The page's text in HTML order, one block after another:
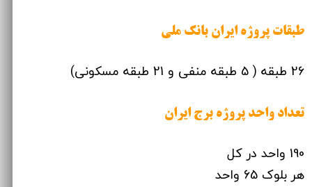
طبقات پروژه ایران بانک ملی
26 طبقه ( 5 طبقه منفی و 21 طبقه مسکونی)
تعداد واحد پروژه برج ایران
190 واحد در کل
هر بلوک 65 واحد